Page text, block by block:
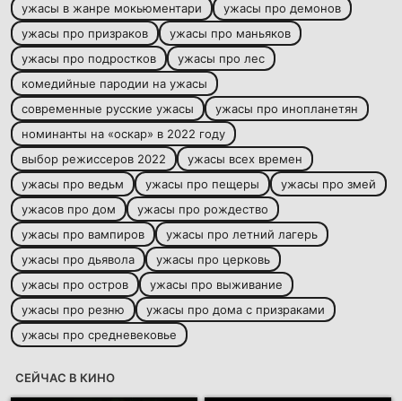
ужасы в жанре мокьюментари
ужасы про демонов
ужасы про призраков
ужасы про маньяков
ужасы про подростков
ужасы про лес
комедийные пародии на ужасы
современные русские ужасы
ужасы про инопланетян
номинанты на «оскар» в 2022 году
выбор режиссеров 2022
ужасы всех времен
ужасы про ведьм
ужасы про пещеры
ужасы про змей
ужасов про дом
ужасы про рождество
ужасы про вампиров
ужасы про летний лагерь
ужасы про дьявола
ужасы про церковь
ужасы про остров
ужасы про выживание
ужасы про резню
ужасы про дома с призраками
ужасы про средневековье
СЕЙЧАС В КИНО